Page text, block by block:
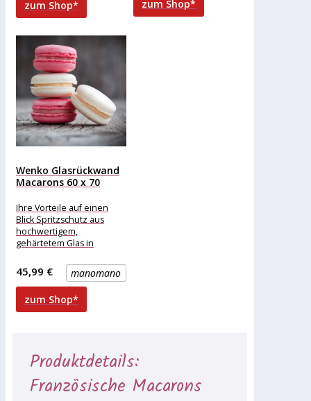
zum Shop* zum Shop*
Wenko Glasrückwand
Macarons 60 x 70
Ihre Vorteile auf einen
Blick Spritzschutz aus
hochwertigem,
gehärtetem Glas in
Robust und schlagfest :
Spezielle Schutzschicht
manomano
45,99 €
zum Shop*
Produktdetails:
Französische Macarons